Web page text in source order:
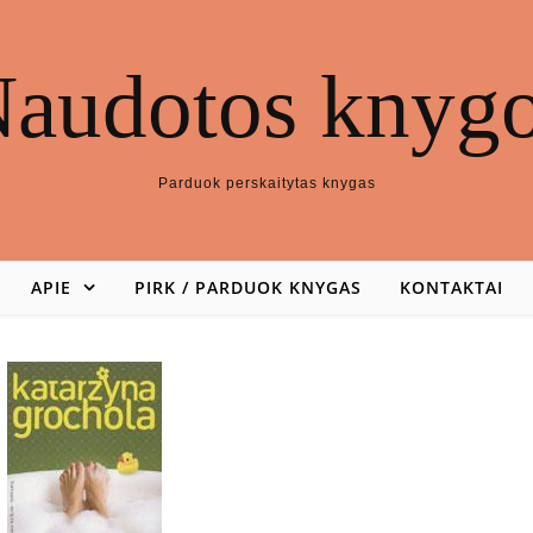
Parduok perskaitytas knygas
APIE PIRK / PARDUOK KNYGAS KONTAKTAI